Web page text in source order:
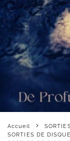
Accueil
SORTIES DE